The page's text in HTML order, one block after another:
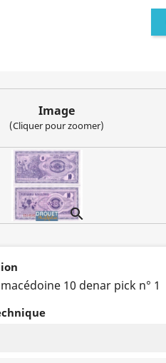
Image
(Cliquer pour zoomer)

10 denar pick n° 1